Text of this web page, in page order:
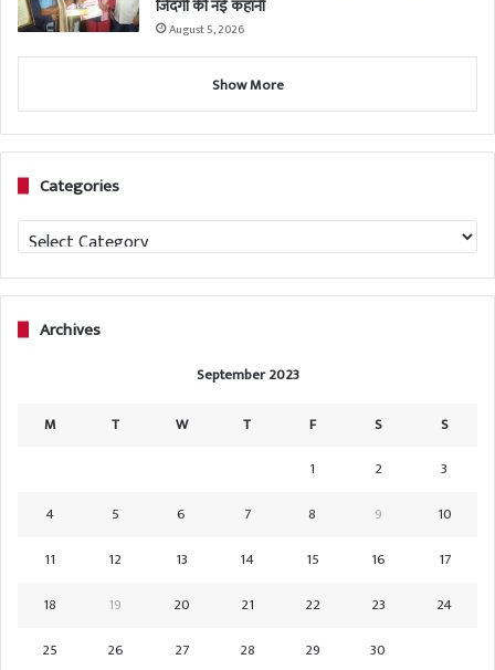
जिंदगी की नई कहानी
August 5, 2026
Show More
Categories
Categories
Archives
September 2023
M T W T F S
S
1
2
3
4
5 6 7 8 9
10
11
12 13 14 15 16
17
18
19 20 21 22 23
24
25
26 27 28 29 30